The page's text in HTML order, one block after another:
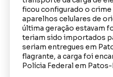
ficou configurado o crime
aparelhos celulares de
última geração estavam
teriam sido importados
seriam entregues em
flagrante, a carga foi
Polícia Federal em Patos-